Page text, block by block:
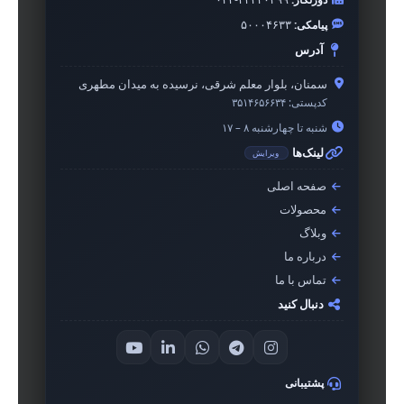
پیامکی:۵۰۰۰۴۶۳۳
آدرس
سمنان، بلوار معلم شرقی، نرسیده به میدان مطهری
کدپستی: ۳۵۱۴۶۵۶۶۳۴
شنبه تا چهارشنبه ۸ – ۱۷
لینک‌ها ویرایش
صفحه اصلی
محصولات
وبلاگ
درباره ما
تماس با ما
دنبال کنید
پشتیبانی